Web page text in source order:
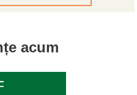
acum